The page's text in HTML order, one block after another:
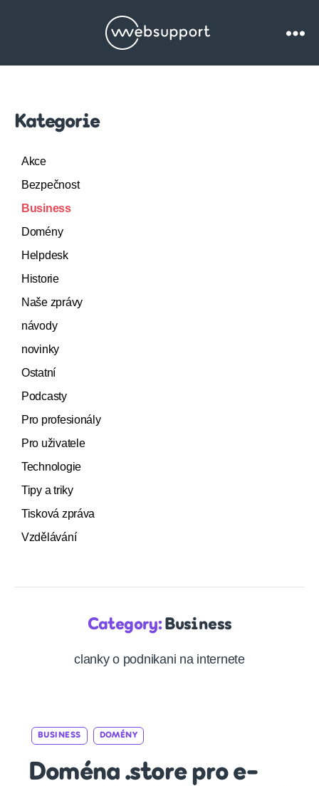
Websupport.cz
Kategorie
Akce
Bezpečnost
Business
Domény
Helpdesk
Historie
Naše zprávy
návody
novinky
Ostatní
Podcasty
Pro profesionály
Pro uživatele
Technologie
Tipy a triky
Tisková zpráva
Vzdělávání
Category: Business
clanky o podnikani na internete
BUSINESS DOMÉNY
Doména .store pro e-